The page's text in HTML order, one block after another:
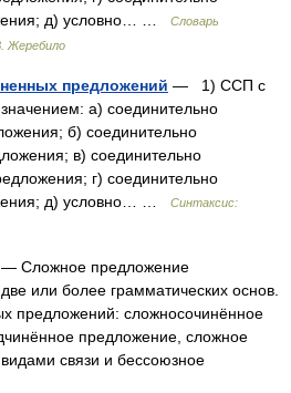
д) условно… …
Словарь
Жеребило
предложений — 1) ССП с
а) соединительно
б) соединительно
в) соединительно
г) соединительно
д) условно… …
Синтаксис:
— Сложное предложение
или более грамматических основ.
предложений: сложносочинённое
предложение, сложное
связи и бессоюзное